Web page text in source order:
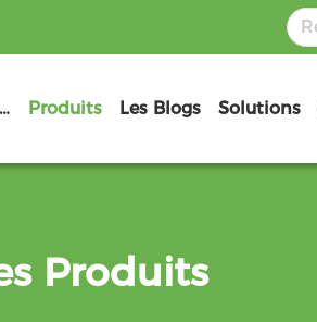
Au Sujet De Nous Produits Les Blogs Solutions
Produits